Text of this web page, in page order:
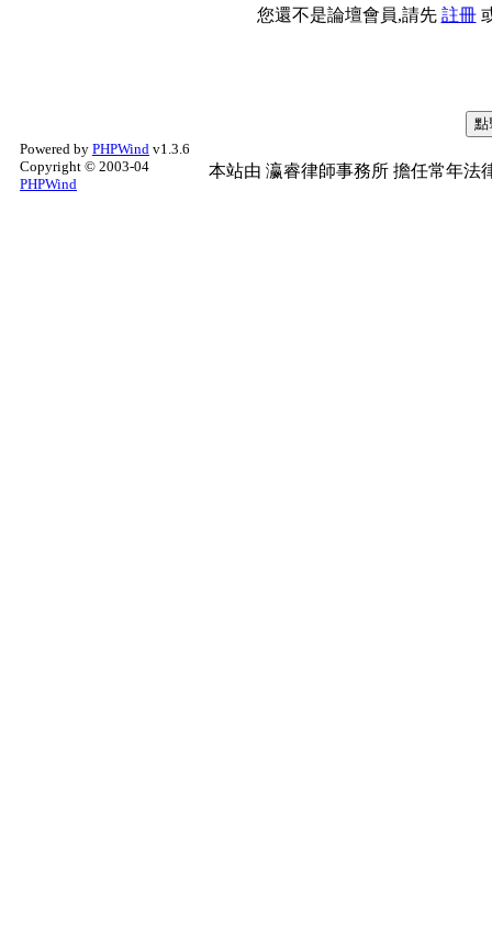
您還不是論壇會員,請先 註冊
Powered by PHPWind v1.3.6
Copyright © 2003-04
PHPWind
本站由 瀛睿律師事務所 擔任常年法